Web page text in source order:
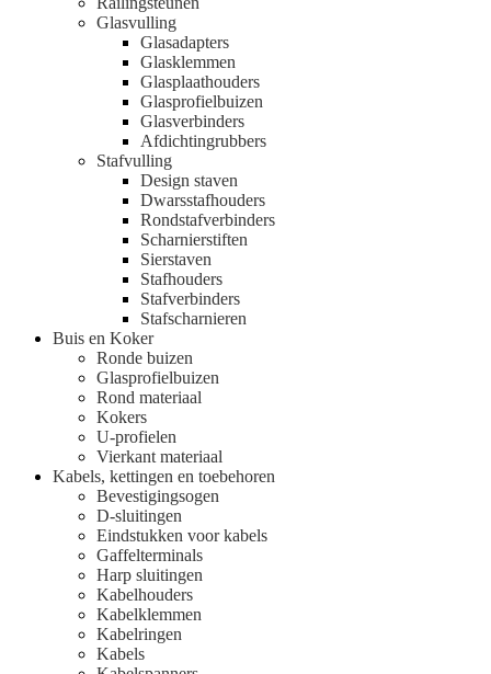
Glasvulling
Glasadapters
Glasklemmen
Glasplaathouders
Glasprofielbuizen
Glasverbinders
Afdichtingrubbers
Stafvulling
Design staven
Dwarsstafhouders
Rondstafverbinders
Scharnierstiften
Sierstaven
Stafhouders
Stafverbinders
Stafscharnieren
Buis en Koker
Ronde buizen
Glasprofielbuizen
Rond materiaal
Kokers
U-profielen
Vierkant materiaal
Kabels, kettingen en toebehoren
Bevestigingsogen
D-sluitingen
Eindstukken voor kabels
Gaffelterminals
Harp sluitingen
Kabelhouders
Kabelklemmen
Kabelringen
Kabels